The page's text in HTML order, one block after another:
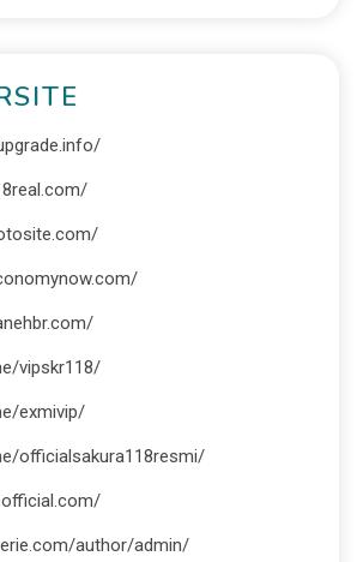
vipskr118/
exmivip/
officialsakura118resmi/
author/admin/